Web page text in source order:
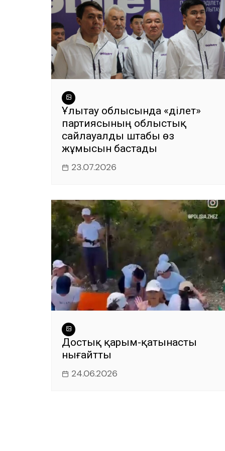
Ұлытау облысында «Әділет»
партиясының облыстық
сайлауалды штабы өз
жұмысын бастады
23.07.2026
Достық қарым-қатынасты
нығайтты
24.06.2026